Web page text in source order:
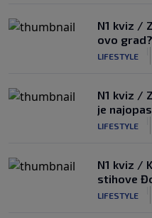
N1 kviz /
ovo grad?
LIFESTYLE
N1 kviz /
je
LIFESTYLE
N1 kviz /
stihove
LIFESTYLE